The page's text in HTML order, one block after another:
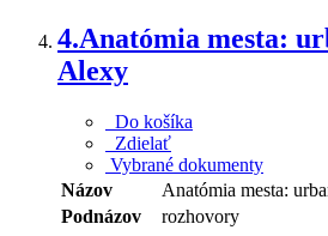
4.Anatómia mesta:
Alexy
Do košíka
Zdielať
Vybrané dokumenty
Názov
Anatómia mesta:
Podnázov
rozhovory